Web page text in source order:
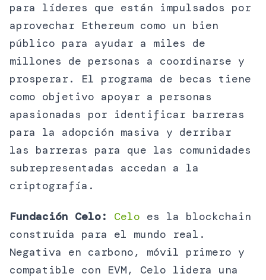
para líderes que están impulsados por
aprovechar Ethereum como un bien
público para ayudar a miles de
millones de personas a coordinarse y
prosperar. El programa de becas tiene
como objetivo apoyar a personas
apasionadas por identificar barreras
para la adopción masiva y derribar
las barreras para que las comunidades
subrepresentadas accedan a la
criptografía.
Fundación Celo: Celo es la blockchain
construida para el mundo real.
Negativa en carbono, móvil primero y
compatible con EVM, Celo lidera una